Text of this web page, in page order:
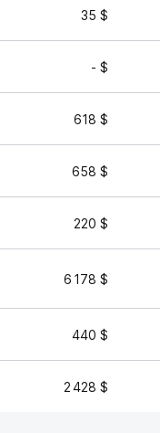
35 $
- $
618 $
658 $
220 $
6 178 $
440 $
2 428 $